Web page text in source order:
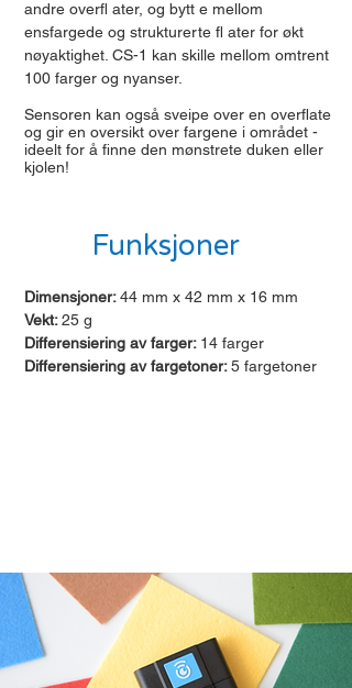
andre overfl ater, og bytt e mellom
ensfargede og strukturerte fl ater for økt
nøyaktighet. CS-1 kan skille mellom omtrent
100 farger og nyanser.
Sensoren kan også sveipe over en overflate
og gir en oversikt over fargene i området -
ideelt for å finne den mønstrete duken eller
kjolen!
Funksjoner
Dimensjoner:44 mm x 42 mm x 16 mm
Vekt:25 g
Differensiering av farger: 14 farger
Differensiering av fargetoner:5 fargetoner